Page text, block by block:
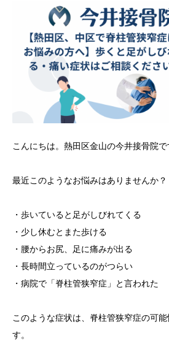
こんにちは。熱田区金山の今井接骨院で
最近このようなお悩みはありませんか？
・歩いていると足がしびれてくる
・少し休むとまた歩ける
・腰からお尻、足に痛みが出る
・長時間立っているのがつらい
・病院で「脊柱管狭窄症」と言われた
このような症状は、脊柱管狭窄症の可能
す。